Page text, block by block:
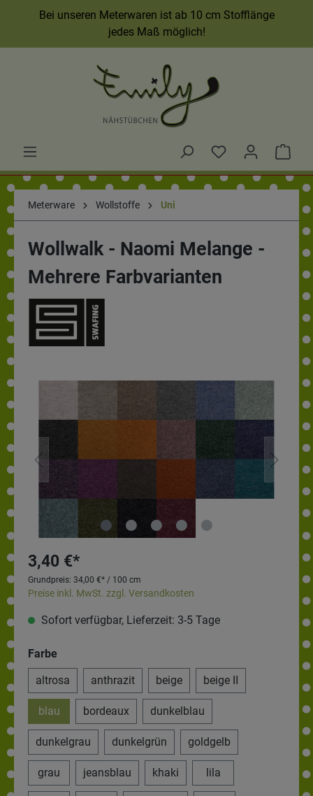
Bei unseren Meterwaren ist ab 10 cm Stofflänge
jedes Maß möglich!
Meterware Wollstoffe Uni
Wollwalk - Naomi Melange -
Mehrere Farbvarianten
3,40 €*
Grundpreis: 34,00 €* / 100 cm
Preise inkl. MwSt. zzgl. Versandkosten
Sofort verfügbar, Lieferzeit: 3-5 Tage
Farbe
altrosa
anthrazit beige beige II
blau bordeaux dunkelblau
dunkelgrau dunkelgrün goldgelb
grau jeansblau khaki lila